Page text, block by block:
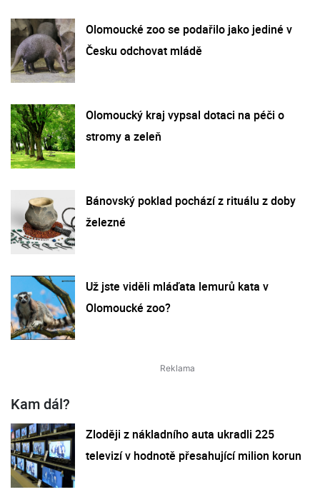
Olomoucké zoo se podařilo jako jediné v
Česku odchovat mládě
Olomoucký kraj vypsal dotaci na péči o
stromy a zeleň
Bánovský poklad pochází z rituálu z doby
železné
Už jste viděli mláďata lemurů kata v
Olomoucké zoo?
Kam dál?
Zloději z nákladního auta ukradli 225
televizí v hodnotě přesahující milion korun